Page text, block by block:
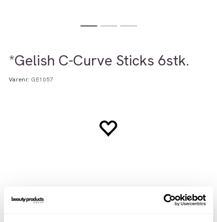
*Gelish C-Curve Sticks 6stk.
Varenr: GE1057